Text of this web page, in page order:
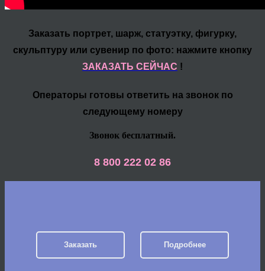
Заказать портрет, шарж, статуэтку, фигурку,
скульптуру или сувенир по фото: нажмите кнопку
ЗАКАЗАТЬ СЕЙЧАС !
Операторы готовы ответить на звонок по
следующему номеру
Звонок бесплатный.
8 800 222 02 86
Заказать Подробнее